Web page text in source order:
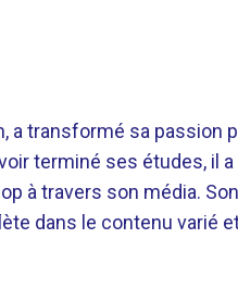
a transformé sa passion
terminé ses études, il
à travers son média.
dans le contenu varié